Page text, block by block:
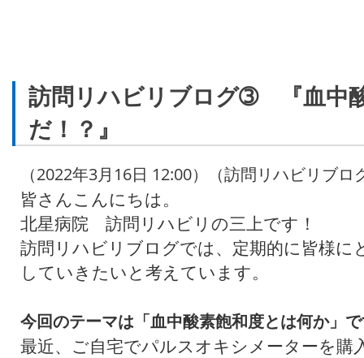
訪問リハビリブログ➂ 『血中
だ！？』
（2022年3月16日 12:00）（訪問リハビリブロ
皆さんこんにちは。
北星病院 訪問リハビリの三上です！
訪問リハビリブログでは、定期的に皆様に
していきたいと考えています。
今回のテーマは「血中酸素飽和度とは何か」
最近、ご自宅でパルスオキシメーターを購